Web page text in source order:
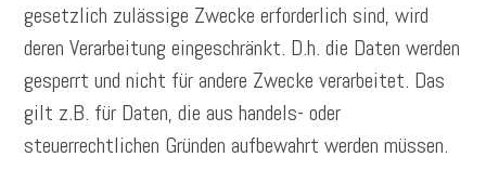
gesetzlich zulässige Zwecke erforderlich sind, wird
deren Verarbeitung eingeschränkt. D.h. die Daten werden
gesperrt und nicht für andere Zwecke verarbeitet. Das
gilt z.B. für Daten, die aus handels- oder
steuerrechtlichen Gründen aufbewahrt werden müssen.